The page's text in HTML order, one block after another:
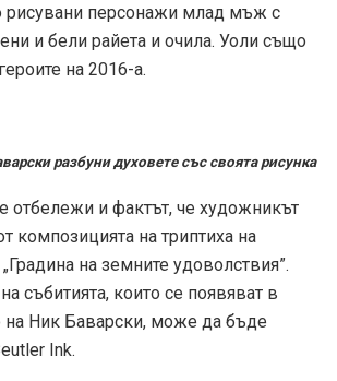
рисувани персонажи млад мъж с
и бели райета и очила. Уоли също
на 2016-а.
разбуни духовете със своята рисунка
отбележи и фактът, че художникът
композицията на триптиха на
на земните удоволствия”.
събитията, които се появяват в
на Ник Баварски, може да бъде
Ink.